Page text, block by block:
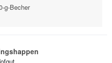
g-Becher